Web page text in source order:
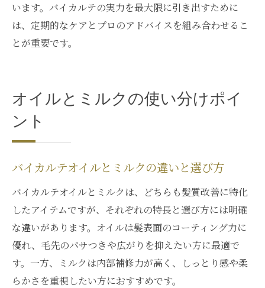
います。バイカルテの実力を最大限に引き出すために
は、定期的なケアとプロのアドバイスを組み合わせるこ
とが重要です。
オイルとミルクの使い分けポイ
ント
バイカルテオイルとミルクの違いと選び方
バイカルテオイルとミルクは、どちらも髪質改善に特化
したアイテムですが、それぞれの特長と選び方には明確
な違いがあります。オイルは髪表面のコーティング力に
優れ、毛先のパサつきや広がりを抑えたい方に最適で
す。一方、ミルクは内部補修力が高く、しっとり感や柔
らかさを重視したい方におすすめです。